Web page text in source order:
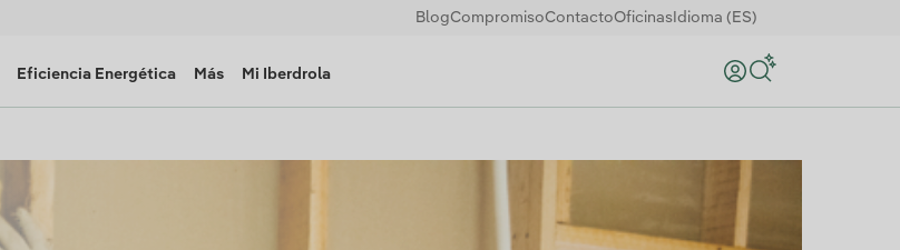
BlogCompromisoContactoOficinas Idioma (ES)
Eficiencia Energética Más Mi Iberdrola Buscar